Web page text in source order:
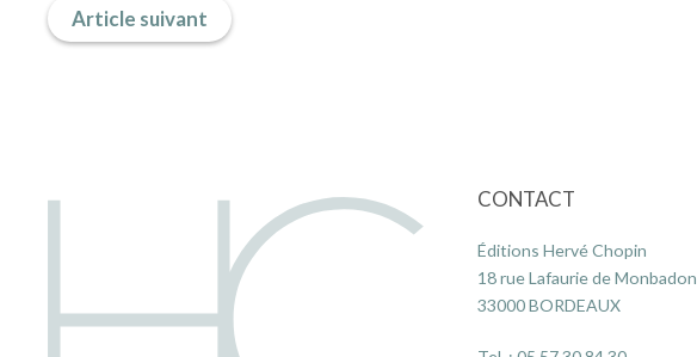
Article suivant
CONTACT
Éditions Hervé Chopin
18 rue Lafaurie de Monbadon
33000 BORDEAUX